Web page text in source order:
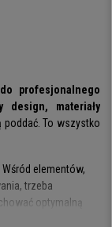
profesjonalnego
design, materiały
poddać. To wszystko
. Wśród elementów,
trzeba
optymalną
wyposażony